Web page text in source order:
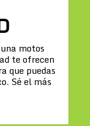
motos
te ofrecen
que puedas
Sé el más